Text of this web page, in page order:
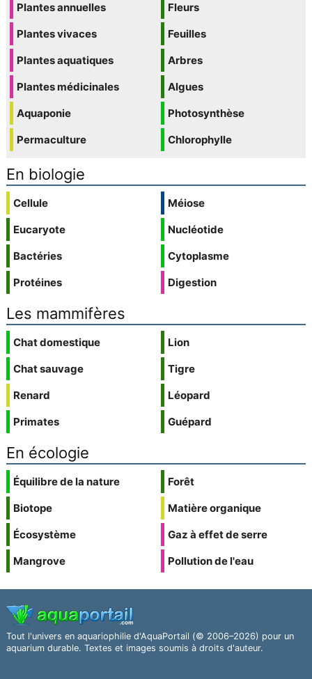
Plantes annuelles
Plantes vivaces
Plantes aquatiques
Plantes médicinales
Aquaponie
Permaculture
Fleurs
Feuilles
Arbres
Algues
Photosynthèse
Chlorophylle
En biologie
Cellule
Eucaryote
Bactéries
Protéines
Méiose
Nucléotide
Cytoplasme
Digestion
Les mammifères
Chat domestique
Chat sauvage
Renard
Primates
Lion
Tigre
Léopard
Guépard
En écologie
Équilibre de la nature
Biotope
Écosystème
Mangrove
Forêt
Matière organique
Gaz à effet de serre
Pollution de l'eau
Tout l'univers en aquariophilie d'AquaPortail (© 2006–2026) pour un
aquarium durable. Textes et images soumis à droits d'auteur.